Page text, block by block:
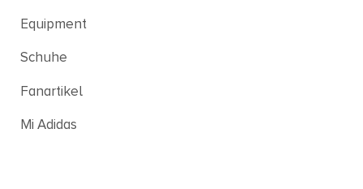
Equipment
Schuhe
Fanartikel
Mi Adidas